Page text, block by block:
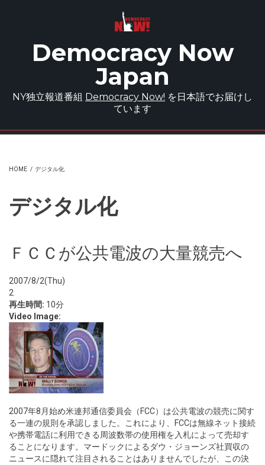
Democracy Now
Japan
NY独立報道番組 Democracy Now! を日本語でお届けし
ています
HOME / デジタル化
デジタル化
ＦＣＣが公共電波の大量競売へ
2007/8/2(Thu)
2
再生時間: 10分
Video Image:
2007年8月始め米連邦通信委員会（FCC）は公共電波の競売に関す
る一連の規則を承認しました。これにより、FCCは無線ネット接続
や携帯電話に利用できる周波数帯の使用権を入札によって売却す
ることになります。マードックによるダウ・ジョーンズ社買収の
ニュースに隠れて注目されることはありませんでしたが、この決